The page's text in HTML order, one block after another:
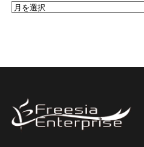
ARCHIEVE